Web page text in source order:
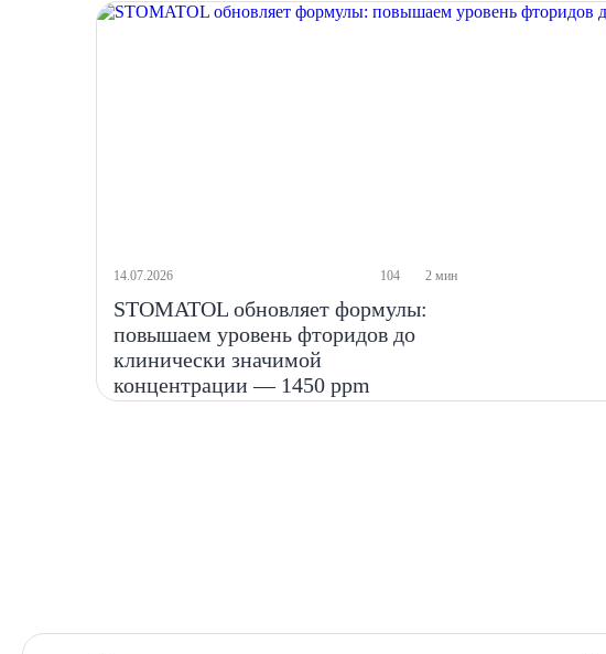
14.07.2026 104 2 мин
STOMATOL обновляет формулы:
повышаем уровень фторидов до
клинически значимой
концентрации — 1450 ppm